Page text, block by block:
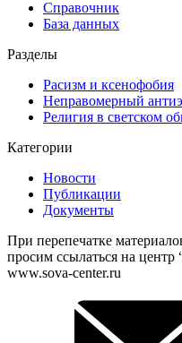
Справочник
База данных
Разделы
Расизм и ксенофобия
Неправомерный
Религия в светском
Категории
Новости
Публикации
Документы
При перепечатке
просим ссылаться на
www.sova-center.ru